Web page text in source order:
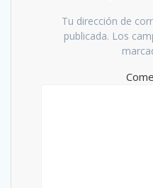
Tu dirección de
publicada. Los